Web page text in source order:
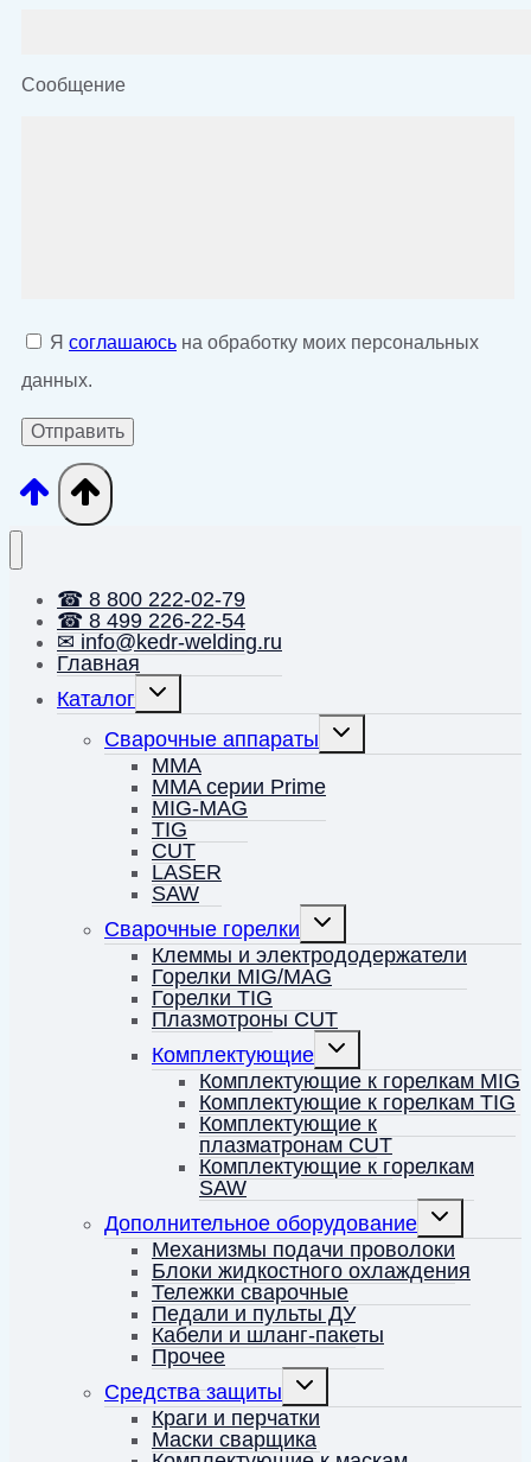
Сообщение
Я соглашаюсь на обработку моих персональных
данных.
☎ 8 800 222-02-79
☎ 8 499 226-22-54
✉ info@kedr-welding.ru
Главная
Каталог
Переключить
Сварочные аппараты
Переключить
MMA
MMA серии Prime
MIG-MAG
TIG
CUT
LASER
SAW
Сварочные горелки
Переключить
меню
Клеммы и электрододержатели
Горелки MIG/MAG
Горелки TIG
Плазмотроны CUT
Комплектующие
Переключить
меню
Комплектующие к горелкам MIG
Комплектующие к горелкам TIG
Комплектующие к
плазматронам CUT
Комплектующие к горелкам
SAW
Дополнительное оборудование
Переключить
меню
Механизмы подачи проволоки
Блоки жидкостного охлаждения
Тележки сварочные
Педали и пульты ДУ
Кабели и шланг-пакеты
Прочее
Средства защиты
Переключить
меню
Краги и перчатки
Маски сварщика